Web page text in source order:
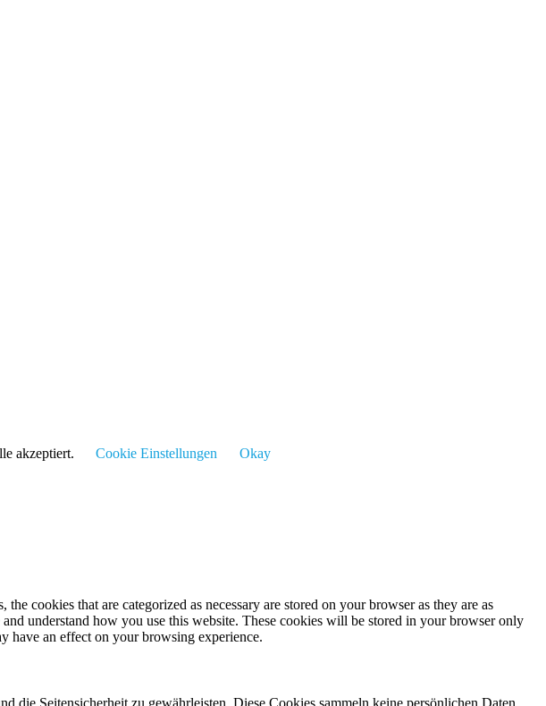
akzeptiert. Cookie Einstellungen Okay
cookies that are categorized as necessary are stored on your browser as they are as
understand how you use this website. These cookies will be stored in your browser only
have an effect on your browsing experience.